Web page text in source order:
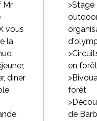
Mr
vous
la
diner
>Stage
en forêt
forêt
de